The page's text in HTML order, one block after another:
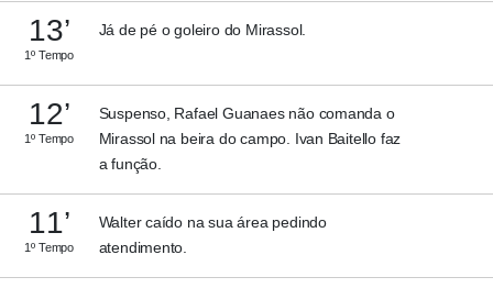
13’
1º Tempo
Já de pé o goleiro do Mirassol.
12’
1º Tempo
Suspenso, Rafael Guanaes não comanda o
Mirassol na beira do campo. Ivan Baitello faz
a função.
11’
1º Tempo
Walter caído na sua área pedindo
atendimento.